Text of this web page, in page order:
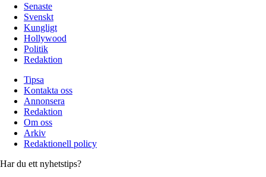
Senaste
Svenskt
Kungligt
Hollywood
Politik
Redaktion
Tipsa
Kontakta oss
Annonsera
Redaktion
Om oss
Arkiv
Redaktionell policy
Har du ett nyhetstips?